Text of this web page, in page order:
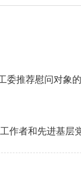
委推荐慰问对象
作者和先进基层